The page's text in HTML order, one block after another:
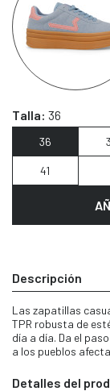
Talla: 36
36
41
Descripción
Las zapatillas
TPR robusta de
día a día. Da el
a los pueblos
Detalles del